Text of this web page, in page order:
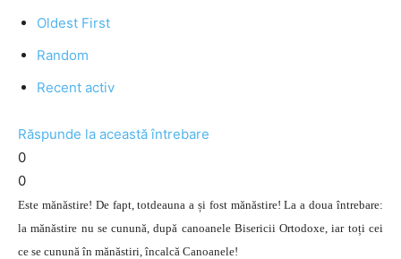
Oldest First
Random
Recent activ
Răspunde la această întrebare
0
0
Este mănăstire! De fapt, totdeauna a și fost mănăstire! La a doua întrebare:
la mănăstire nu se cunună, după canoanele Bisericii Ortodoxe, iar toți cei
ce se cunună în mănăstiri, încalcă Canoanele!